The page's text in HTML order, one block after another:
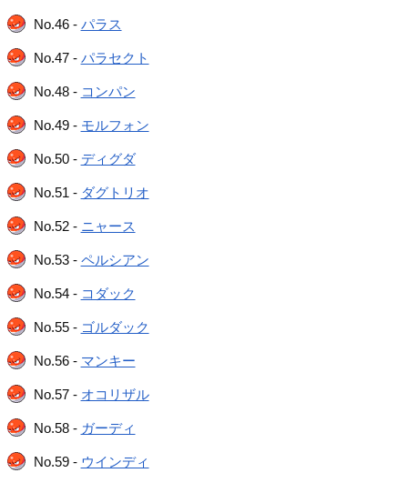
No.46 - パラス
No.47 - パラセクト
No.48 - コンパン
No.49 - モルフォン
No.50 - ディグダ
No.51 - ダグトリオ
No.52 - ニャース
No.53 - ペルシアン
No.54 - コダック
No.55 - ゴルダック
No.56 - マンキー
No.57 - オコリザル
No.58 - ガーディ
No.59 - ウインディ